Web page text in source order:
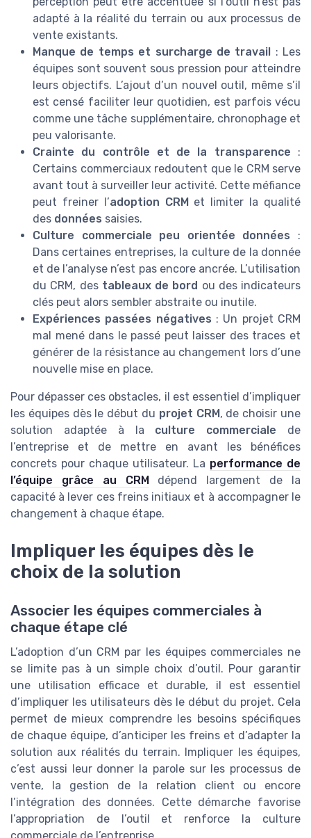
adapté à la réalité du terrain ou aux processus de
vente existants.
Manque de temps et surcharge de travail : Les
équipes sont souvent sous pression pour atteindre
leurs objectifs. L’ajout d’un nouvel outil, même s’il
est censé faciliter leur quotidien, est parfois vécu
comme une tâche supplémentaire, chronophage et
peu valorisante.
Crainte du contrôle et de la transparence :
Certains commerciaux redoutent que le CRM serve
avant tout à surveiller leur activité. Cette méfiance
peut freiner l’adoption CRMet limiter la qualité
des données saisies.
Culture commerciale peu orientée données :
Dans certaines entreprises, la culture de la donnée
et de l’analyse n’est pas encore ancrée. L’utilisation
du CRM, des tableaux de bord ou des indicateurs
clés peut alors sembler abstraite ou inutile.
Expériences passées négatives : Un projet CRM
mal mené dans le passé peut laisser des traces et
générer de la résistance au changement lors d’une
nouvelle mise en place.
Pour dépasser ces obstacles, il est essentiel d’impliquer
les équipes dès le début du projet CRM, de choisir une
solution adaptée à la culture commerciale de
l’entreprise et de mettre en avant les bénéfices
concrets pour chaque utilisateur. La performance de
l’équipe grâce au CRMdépend largement de la
capacité à lever ces freins initiaux et à accompagner le
changement à chaque étape.
Impliquer les équipes dès le
choix de la solution
Associer les équipes commerciales à
chaque étape clé
L’adoption d’un CRM par les équipes commerciales ne
se limite pas à un simple choix d’outil. Pour garantir
une utilisation efficace et durable, il est essentiel
d’impliquer les utilisateurs dès le début du projet. Cela
permet de mieux comprendre les besoins spécifiques
de chaque équipe, d’anticiper les freins et d’adapter la
solution aux réalités du terrain. Impliquer les équipes,
c’est aussi leur donner la parole sur les processus de
vente, la gestion de la relation client ou encore
l’intégration des données. Cette démarche favorise
l’appropriation de l’outil et renforce la culture